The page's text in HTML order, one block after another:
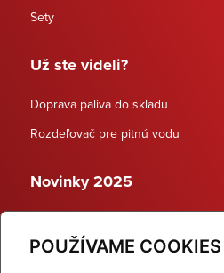
POUŽÍVAME COOKIES
Sety
Už ste videli?
Doprava paliva do skladu
Rozdeľovač pre pitnú vodu
Novinky 2025
Dynamické termostatické ventily